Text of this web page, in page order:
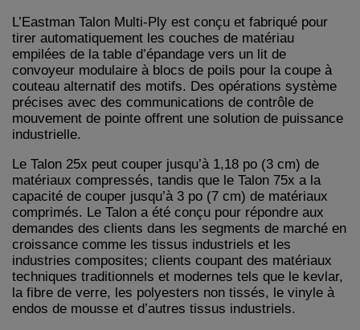
L’Eastman Talon Multi-Ply est conçu et fabriqué pour
tirer automatiquement les couches de matériau
empilées de la table d’épandage vers un lit de
convoyeur modulaire à blocs de poils pour la coupe à
couteau alternatif des motifs. Des opérations système
précises avec des communications de contrôle de
mouvement de pointe offrent une solution de puissance
industrielle.
Le Talon 25x peut couper jusqu’à 1,18 po (3 cm) de
matériaux compressés, tandis que le Talon 75x a la
capacité de couper jusqu’à 3 po (7 cm) de matériaux
comprimés. Le Talon a été conçu pour répondre aux
demandes des clients dans les segments de marché en
croissance comme les tissus industriels et les
industries composites; clients coupant des matériaux
techniques traditionnels et modernes tels que le kevlar,
la fibre de verre, les polyesters non tissés, le vinyle à
endos de mousse et d’autres tissus industriels.